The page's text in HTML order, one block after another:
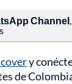
Channel
y
de